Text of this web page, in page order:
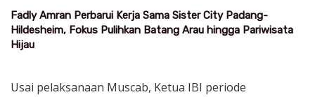
Fadly Amran Perbarui Kerja Sama Sister City Padang-
Hildesheim, Fokus Pulihkan Batang Arau hingga Pariwisata
Hijau
Usai pelaksanaan Muscab, Ketua IBI periode